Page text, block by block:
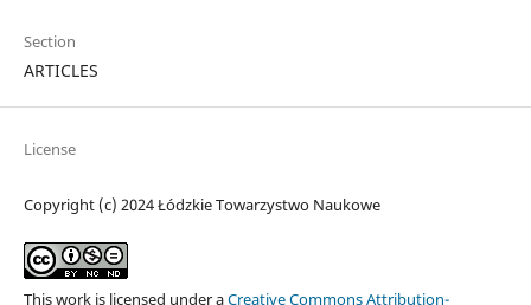
Section
ARTICLES
License
Copyright (c) 2024 Łódzkie Towarzystwo Naukowe
This work is licensed under aCreative Commons Attribution-